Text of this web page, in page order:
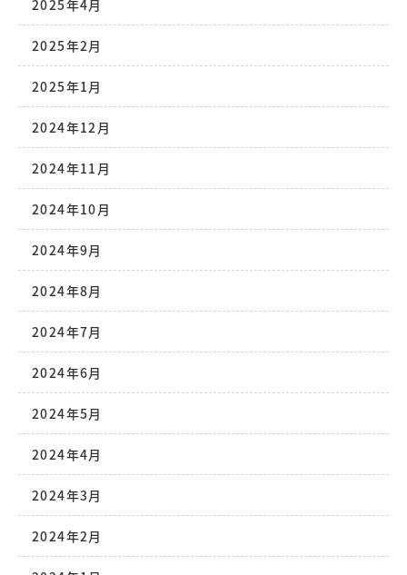
2025年4月
2025年2月
2025年1月
2024年12月
2024年11月
2024年10月
2024年9月
2024年8月
2024年7月
2024年6月
2024年5月
2024年4月
2024年3月
2024年2月